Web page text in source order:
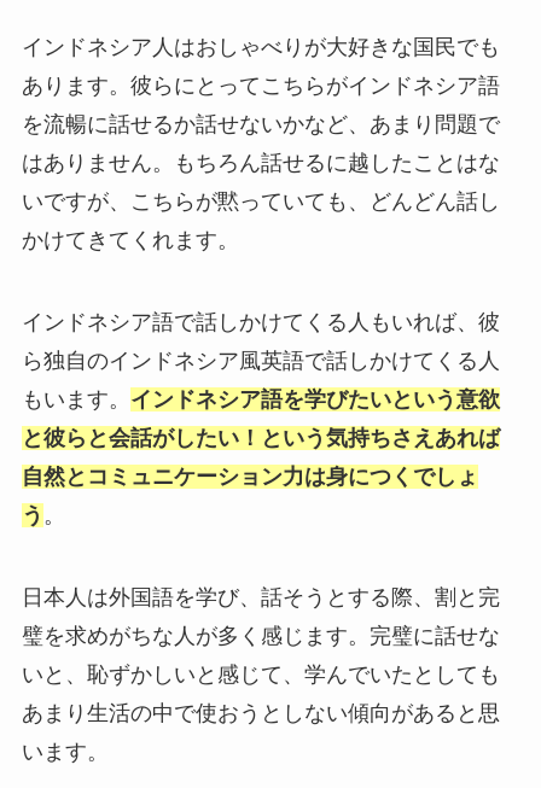
インドネシア人はおしゃべりが大好きな国民でも
あります。彼らにとってこちらがインドネシア語
を流暢に話せるか話せないかなど、あまり問題で
はありません。もちろん話せるに越したことはな
いですが、こちらが黙っていても、どんどん話し
かけてきてくれます。
インドネシア語で話しかけてくる人もいれば、彼
ら独自のインドネシア風英語で話しかけてくる人
もいます。 インドネシア語を学びたいという意欲
と彼らと会話がしたい！という気持ちさえあれば
自然とコミュニケーション力は身につくでしょ
う 。
日本人は外国語を学び、話そうとする際、割と完
璧を求めがちな人が多く感じます。完璧に話せな
いと、恥ずかしいと感じて、学んでいたとしても
あまり生活の中で使おうとしない傾向があると思
います。